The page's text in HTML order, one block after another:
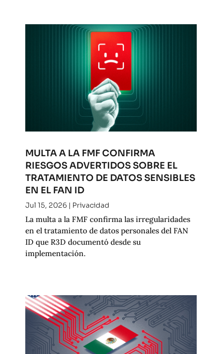
MULTA A LA FMF CONFIRMA
RIESGOS ADVERTIDOS SOBRE EL
TRATAMIENTO DE DATOS SENSIBLES
EN EL FAN ID
Jul 15, 2026| Privacidad
La multa a la FMF confirma las irregularidades
en el tratamiento de datos personales del FAN
ID que R3D documentó desde su
implementación.